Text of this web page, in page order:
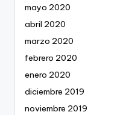
mayo 2020
abril 2020
marzo 2020
febrero 2020
enero 2020
diciembre 2019
noviembre 2019